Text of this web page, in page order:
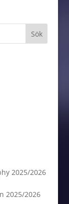
2025/2026
2025/2026